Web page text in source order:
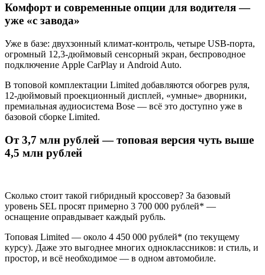
Комфорт и современные опции для водителя —
уже «с завода»
Уже в базе: двухзонный климат-контроль, четыре USB-порта,
огромный 12,3-дюймовый сенсорный экран, беспроводное
подключение Apple CarPlay и Android Auto.
В топовой комплектации Limited добавляются обогрев руля,
12-дюймовый проекционный дисплей, «умные» дворники,
премиальная аудиосистема Bose — всё это доступно уже в
базовой сборке Limited.
От 3,7 млн рублей — топовая версия чуть выше
4,5 млн рублей
Сколько стоит такой гибридный кроссовер? За базовый
уровень SEL просят примерно 3 700 000 рублей* —
оснащение оправдывает каждый рубль.
Топовая Limited — около 4 450 000 рублей* (по текущему
курсу). Даже это выгоднее многих одноклассников: и стиль, и
простор, и всё необходимое — в одном автомобиле.